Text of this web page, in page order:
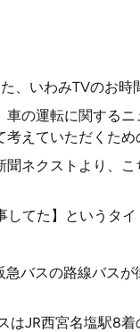
、いわみTVのお時
の運転に関する
えていただくため
ネクストより、
てた】というタイ
バスの路線バス
JR西宮名塩駅8着